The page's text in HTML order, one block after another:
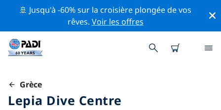
🚢 Jusqu'à -60% sur la croisière plongée de vos
rêves. Voir les offres
Grèce
Lepia Dive Centre